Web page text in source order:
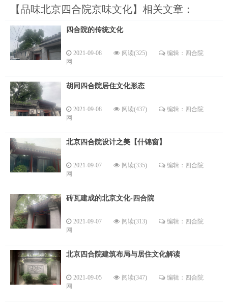
【品味北京四合院京味文化】相关文章：
四合院的传统文化
2021-09-08 阅读(325)
编辑：四合院
网
胡同四合院居住文化形态
2021-09-08 阅读(437)
编辑：四合院
网
北京四合院设计之美【什锦窗】
2021-09-07 阅读(335)
编辑：四合院
网
砖瓦建成的北京文化-四合院
2021-09-07 阅读(313)
编辑：四合院
网
北京四合院建筑布局与居住文化解读
2021-09-05 阅读(347)
编辑：四合院
网